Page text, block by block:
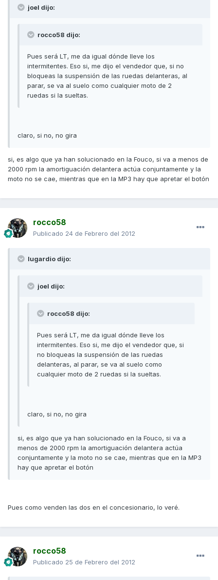
joel dijo:
rocco58 dijo:
Pues será LT, me da igual dónde lleve los
intermitentes. Eso si, me dijo el vendedor que, si no
bloqueas la suspensión de las ruedas delanteras, al
parar, se va al suelo como cualquier moto de 2
ruedas si la sueltas.
claro, si no, no gira
si, es algo que ya han solucionado en la Fouco, si va a menos de
2000 rpm la amortiguación delantera actúa conjuntamente y la
moto no se cae, mientras que en la MP3 hay que apretar el botón
rocco58
Publicado 24 de Febrero del 2012
lugardio dijo:
joel dijo:
rocco58 dijo:
Pues será LT, me da igual dónde lleve los
intermitentes. Eso si, me dijo el vendedor que, si
no bloqueas la suspensión de las ruedas
delanteras, al parar, se va al suelo como
cualquier moto de 2 ruedas si la sueltas.
claro, si no, no gira
si, es algo que ya han solucionado en la Fouco, si va a
menos de 2000 rpm la amortiguación delantera actúa
conjuntamente y la moto no se cae, mientras que en la MP3
hay que apretar el botón
Pues como venden las dos en el concesionario, lo veré.
rocco58
Publicado 25 de Febrero del 2012